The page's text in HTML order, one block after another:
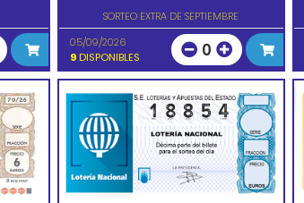
SORTEO EXTRA DE SEPTIEMBRE
05/09/2026
9DISPONIBLES 0